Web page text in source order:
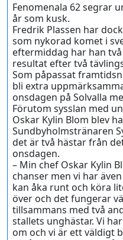
Fenomenala 62 segrar
år som kusk.
Fredrik Plassen har
som nykorad komet i
eftermiddag har han
resultat efter två
Som påpassat
bli extra
onsdagen på Solvalla
Förutom sysslan med
Oskar Kylin Blom blev
Sundbyholmstränaren
det är två hästar från
onsdagen.
– Min chef Oskar Kylin
chanser men vi har
kan åka runt och köra
över och det fungerar
tillsammans med två
stallets unghästar. Vi
om och vi är ett väldigt